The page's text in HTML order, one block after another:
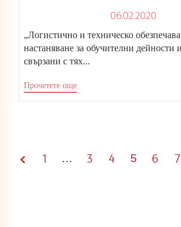
06.02.2020
„Логистично и техническо
настаняване за обучителни дейности
свързани с тях...
Прочетете още
Page
1 … 3 4 5 6 7